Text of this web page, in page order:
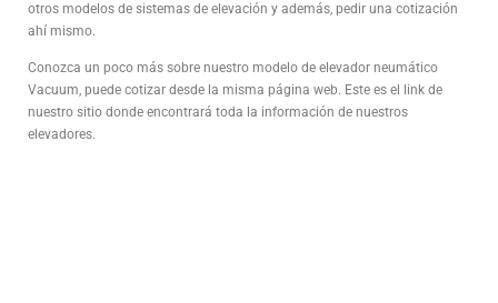
otros modelos de sistemas de elevación y además, pedir una cotización
ahí mismo.
Conozca un poco más sobre nuestro modelo de elevador neumático
Vacuum, puede cotizar desde la misma página web. Este es el link de
nuestro sitio donde encontrará toda la información de nuestros
elevadores.